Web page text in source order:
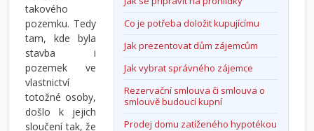
Co je potřeba doložit kupujícímu
Jak prezentovat dům zájemcům
Jak vybrat správného zájemce
Rezervační smlouva či smlouva o
smlouvě budoucí kupní
Prodej domu zatíženého hypotékou
takového
pozemku. Tedy
tam, kde byla
stavba i
pozemek ve
vlastnictví
totožné osoby,
došlo k jejich
sloučení tak, že